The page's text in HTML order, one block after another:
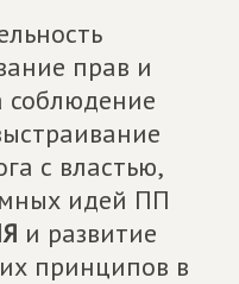
прав и
соблюдение
с властью,
идей ПП
и развитие
принципов в